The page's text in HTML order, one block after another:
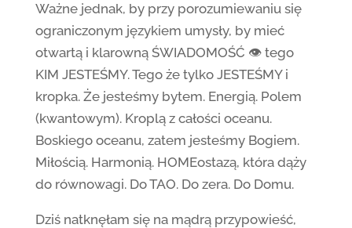
Ważne jednak, by przy porozumiewaniu się
ograniczonym językiem umysły, by mieć
otwartą i klarowną ŚWIADOMOŚĆ 👁 tego
KIM JESTEŚMY. Tego że tylko JESTEŚMY i
kropka. Że jesteśmy bytem. Energią. Polem
(kwantowym). Kroplą z całości oceanu.
Boskiego oceanu, zatem jesteśmy Bogiem.
Miłością. Harmonią. HOMEostazą, która dąży
do równowagi. Do TAO. Do zera. Do Domu.
Dziś natknęłam się na mądrą przypowieść,